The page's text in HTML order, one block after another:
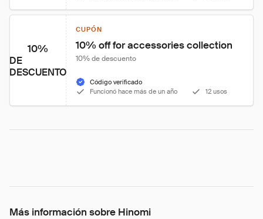
10%
DE
DESCUENTO
CUPÓN
10% off for accessories collection
10% de descuento
Código verificado
Funcionó hace más de un año
12 usos
Más información sobre Hinomi